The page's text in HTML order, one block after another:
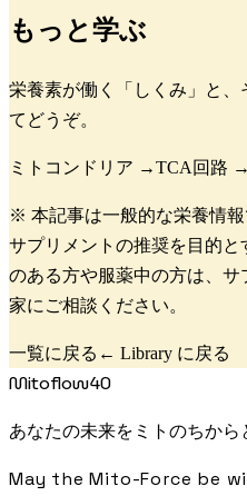
もっと学ぶ
栄養素が働く「しくみ」と
てどうぞ。
ミトコンドリア →TCA回路 →
※ 本記事は一般的な栄養情
サプリメントの推奨を目的
のある方や服薬中の方は、
家にご相談ください。
一覧に戻る ← Library に戻る
Mitoflow40
あなたの未来をミトのちか
May the Mito-Force be